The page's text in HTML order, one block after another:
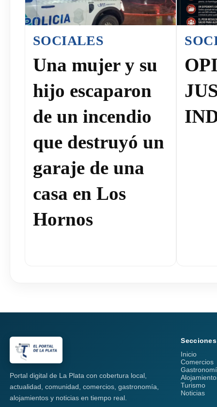
SOCIALES
Una mujer y su
hijo escaparon
de un incendio
que destruyó un
garaje de una
casa en Los
Hornos
Portal digital de La Plata con cobertura local,
actualidad, comunidad, comercios, gastronomía,
alojamientos y noticias en tiempo real.
Secciones
Inicio
Comercios
Turismo
Noticias